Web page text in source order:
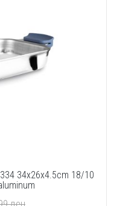
34x26x4.5cm 18/10